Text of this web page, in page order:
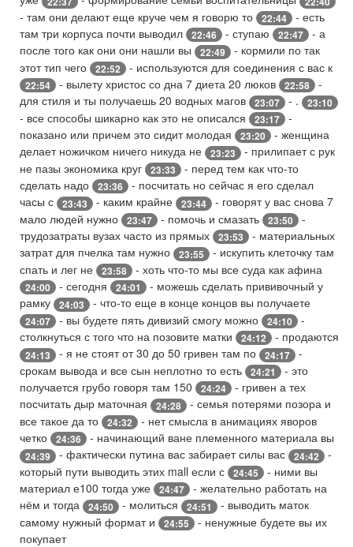
- там они делают еще круче чем я говорю то 22:44
- есть
там три корпуса почти выводил
22:46 - ступаю 22:47
- а
после того как они они нашли вы
22:49
- кормили по так
этот тип чего
22:52 - используются для соединения с вас к
22:54 - вылету христос со дна 7 диета 20 люков 22:58
-
для стиля и ты получаешь 20 водных магов
23:07 - . 23:10
- все способы шикарно как это не описался 23:17
-
показано или причем это сидит молодая
23:20
- женщина
делает ножичком ничего никуда не
23:23
- прилипает с рук
не пазы экономика круг
23:33
- перед тем как что-то
сделать надо
23:36
- посчитать но сейчас я его сделал
часы с
23:43 - каким крайне 23:44
- говорят у вас снова 7
мало людей нужно
23:47 - помочь и смазать 23:50
-
трудозатраты вузах часто из прямых
23:53
- материальных
затрат для пчелка там нужно
23:55
- искупить клеточку там
спать и лег не
23:58 - хоть что-то мы все суда как афина
24:00 - сегодня 24:01
- можешь сделать прививочный у
рамку
24:03 - что-то еще в конце концов вы получаете
24:07 - вы будете пять дивизий смогу можно 24:10
-
столкнуться с того что на позовите матки
24:12 - продаются
24:13 - я не стоят от 30 до 50 гривен там по 24:17
-
срокам вывода и все сын неплотно то есть
24:21
- это
получается грубо говоря там 150
24:24
- гривен а тех
посчитать дыр маточная
24:28
- семья потерями позора и
все такое да то
24:32
- нет смысла в анимациях яворов
четко
24:36 - начинающий ване племенного материала вы
24:39 - фактически путина вас забирает силы вас 24:42
-
который пути выводить этих mall если с
24:45
- ними вы
материал е100 тогда уже
24:47
- желательно работать на
нём и тогда
24:50 - молиться 24:51
- выводить маток
самому нужный формат и
24:55
- ненужные будете вы их
покупает